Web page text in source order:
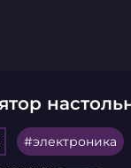
электроника